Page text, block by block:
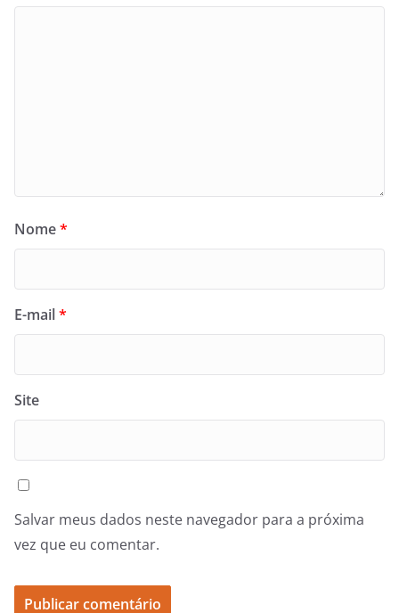
Nome*
E-mail*
Site
Salvar meus dados neste navegador para a próxima
vez que eu comentar.